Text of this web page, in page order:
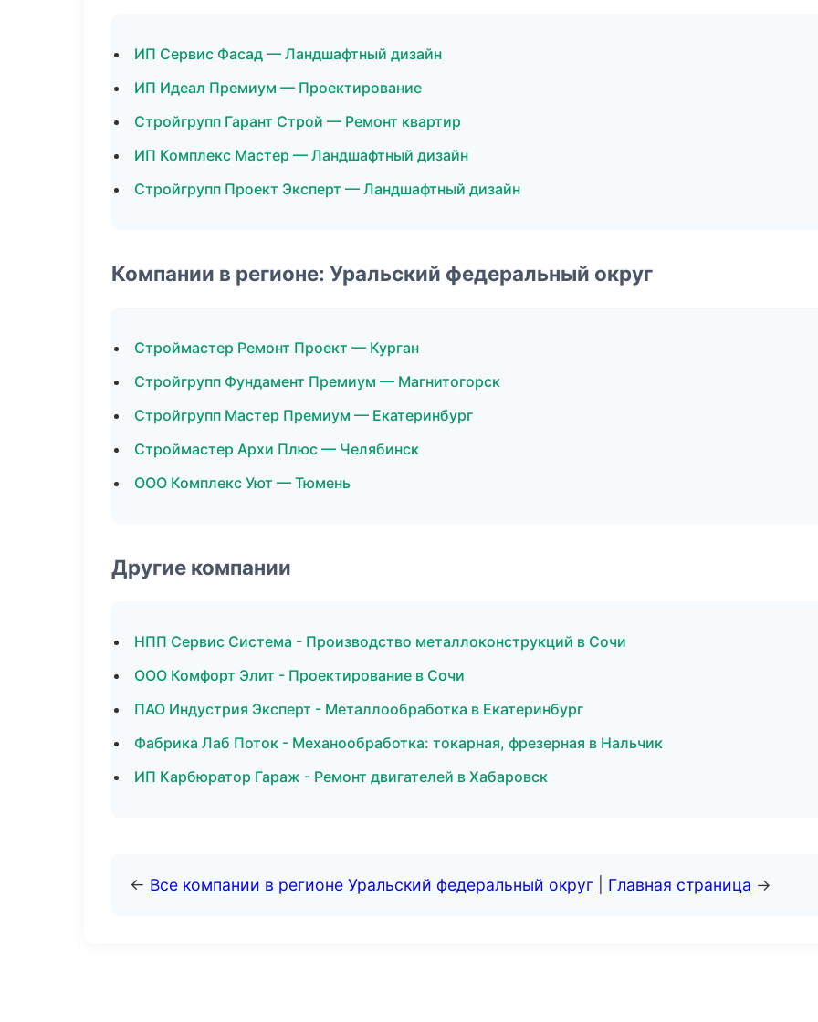
ИП Сервис Фасад — Ландшафтный дизайн
ИП Идеал Премиум — Проектирование
Стройгрупп Гарант Строй — Ремонт квартир
ИП Комплекс Мастер — Ландшафтный дизайн
Стройгрупп Проект Эксперт — Ландшафтный дизайн
Компании в регионе: Уральский федеральный округ
Строймастер Ремонт Проект — Курган
Стройгрупп Фундамент Премиум — Магнитогорск
Стройгрупп Мастер Премиум — Екатеринбург
Строймастер Архи Плюс — Челябинск
ООО Комплекс Уют — Тюмень
Другие компании
НПП Сервис Система - Производство металлоконструкций в Сочи
ООО Комфорт Элит - Проектирование в Сочи
ПАО Индустрия Эксперт - Металлообработка в Екатеринбург
Фабрика Лаб Поток - Механообработка: токарная, фрезерная в Нальчик
ИП Карбюратор Гараж - Ремонт двигателей в Хабаровск
← Все компании в регионе Уральский федеральный округ Главная страница →